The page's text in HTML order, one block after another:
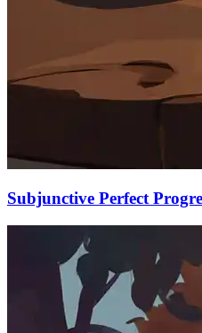
Subjunctive Perfect